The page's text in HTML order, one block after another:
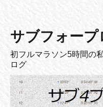
サブフォープ
初フルマラソン5時間の
ログ